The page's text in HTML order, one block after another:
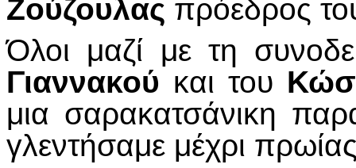
Ζούζουλας πρόεδρος
Όλοι μαζί με τη
Γιαννακού και του
μια σαρακατσάνικη
γλεντήσαμε μέχρι